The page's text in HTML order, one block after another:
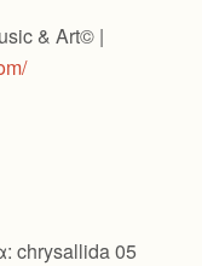
& Art© |
chrysallida 05